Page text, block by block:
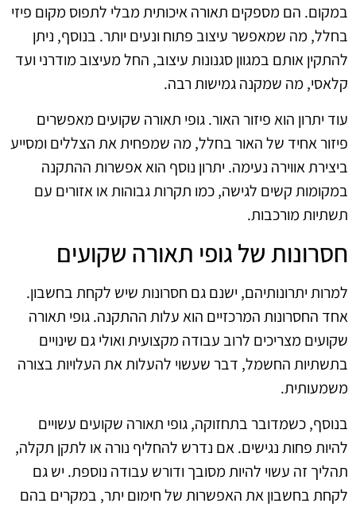
במקום. הם מספקים תאורה איכותית מבלי לתפוס מקום פיזי
בחלל, מה שמאפשר עיצוב פתוח ונעים יותר. בנוסף, ניתן
להתקין אותם במגוון סגנונות עיצוב, החל מעיצוב מודרני ועד
קלאסי, מה שמקנה גמישות רבה.
עוד יתרון הוא פיזור האור. גופי תאורה שקועים מאפשרים
פיזור אחיד של האור בחלל, מה שמפחית את הצללים ומסייע
ביצירת אווירה נעימה. יתרון נוסף הוא אפשרות ההתקנה
במקומות קשים לגישה, כמו תקרות גבוהות או אזורים עם
תשתיות מורכבות.
חסרונות של גופי תאורה שקועים
למרות יתרונותיהם, ישנם גם חסרונות שיש לקחת בחשבון.
אחד החסרונות המרכזיים הוא עלות ההתקנה. גופי תאורה
שקועים מצריכים לרוב עבודה מקצועית ואולי גם שינויים
בתשתיות החשמל, דבר שעשוי להעלות את העלויות בצורה
משמעותית.
בנוסף, כשמדובר בתחזוקה, גופי תאורה שקועים עשויים
להיות פחות נגישים. אם נדרש להחליף נורה או לתקן תקלה,
תהליך זה עשוי להיות מסובך ודורש עבודה נוספת. יש גם
לקחת בחשבון את האפשרות של חימום יתר, במקרים בהם